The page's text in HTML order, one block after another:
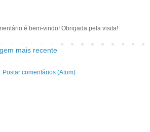
é bem-vindo! Obrigada pela visita!
mais recente
Postar comentários (Atom)